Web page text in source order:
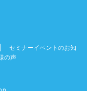
セミナーイベントのお知
の声